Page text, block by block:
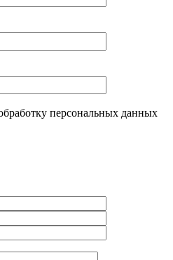
персональных данных